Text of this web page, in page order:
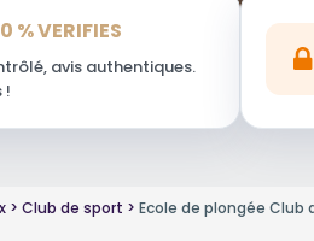
% VERIFIES
avis authentiques.
!
Club de sport Ecole de plongée Club